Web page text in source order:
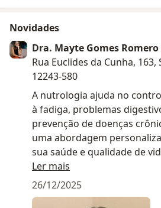
Novidades
Dra. Mayte Gomes Romero
Rua Euclides da Cunha, 163,
12243-580
A nutrologia ajuda no
à fadiga, problemas
prevenção de doenças
uma abordagem
sua saúde e qualidade de
uma nutróloga é o primeiro
Agende agora mesmo a sua
Ler mais
26/12/2025